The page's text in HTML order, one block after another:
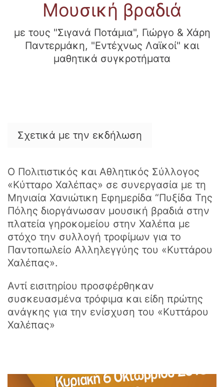
Μουσική βραδιά
με τους "Σιγανά Ποτάμια", Γιώργο & Χάρη
Παντερμάκη, "Εντέχνως Λαϊκοί" και
μαθητικά συγκροτήματα
Σχετικά με την εκδήλωση
Ο Πολιτιστικός και Αθλητικός Σύλλογος
«Κύτταρο Χαλέπας» σε συνεργασία με τη
Μηνιαία Χανιώτικη Εφημερίδα “Πυξίδα Της
Πόλης διοργάνωσαν μουσική βραδιά στην
πλατεία γηροκομείου στην Χαλέπα με
στόχο την συλλογή τροφίμων για το
Παντοπωλείο Αλληλεγγύης του «Κυττάρου
Χαλέπας».
Αντί εισιτηρίου προσφέρθηκαν
συσκευασμένα τρόφιμα και είδη πρώτης
ανάγκης για την ενίσχυση του «Κυττάρου
Χαλέπας»